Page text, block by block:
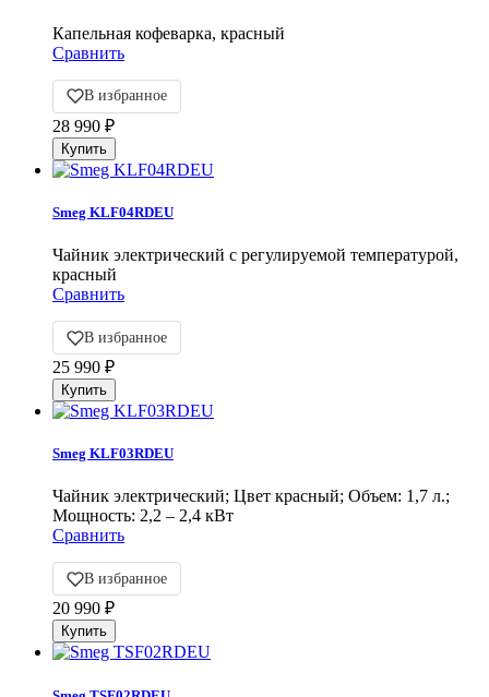
Капельная кофеварка, красный
Сравнить
В избранное
28 990 ₽
Smeg KLF04RDEU
Чайник электрический с регулируемой температурой,
красный
Сравнить
В избранное
25 990 ₽
Smeg KLF03RDEU
Чайник электрический; Цвет красный; Объем: 1,7 л.;
Мощность: 2,2 – 2,4 кВт
Сравнить
В избранное
20 990 ₽